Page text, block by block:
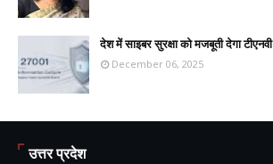
देश में साइबर सुरक्षा को मजबूती देगा
December 06, 2025
उत्तर प्रदेश